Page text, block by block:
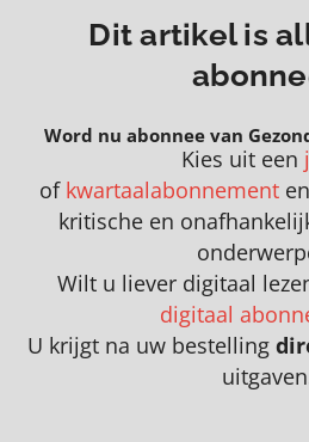
Dit artikel is
Word nu abonnee van
Kies uit een
of kwartaalabonnementen
kritische en
Wilt u liever digitaal
digitaal
U krijgt na uw bestelling